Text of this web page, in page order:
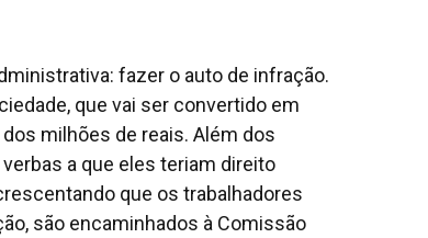
fazer o auto de infração.
que vai ser convertido em
milhões de reais. Além dos
a que eles teriam direito
que os trabalhadores
são encaminhados à Comissão